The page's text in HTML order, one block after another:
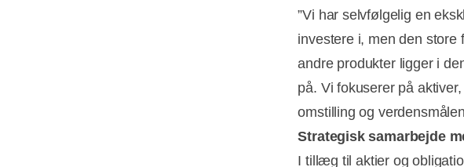
”Vi har selvfølgelig en
investere i, men den
andre produkter ligger i
på. Vi fokuserer på
omstilling og
Strategisk samarbejde
I tillæg til aktier og